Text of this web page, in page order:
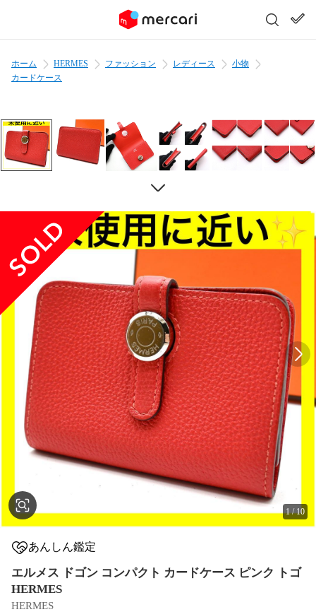
ホーム HERMES ファッション レディース
小物
カードケース
1/10
あんしん鑑定
エルメス ドゴン コンパクト カードケース ピンク トゴ
HERMES
HERMES